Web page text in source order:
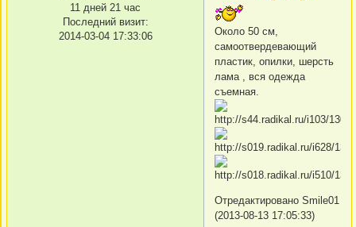
11 дней 21 час
Последний визит:
2014-03-04 17:33:06
Около 50 см,
самоотвердевающий
пластик, опилки, шерсть
лама , вся одежда
съемная.
Отредактировано Smile01
(2013-08-13 17:05:33)